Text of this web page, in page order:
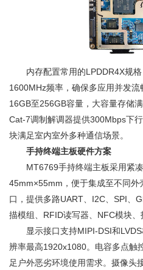
内存配置常用的LPDDR4X规格
1600MHz频率，确保多应用并发
16GB至256GB容量，大容量存储
Cat-7调制解调器提供300Mbps下
块满足室内室外多种通信场景。
手持终端主板硬件方案
MT6769手持终端主板采用紧凑
45mm×55mm，便于集成至不同外
口，提供多路UART、I2C、SPI、
描模组、RFID读写器、NFC模块、
显示接口支持MIPI-DSI和LVDS
辨率最高1920x1080。电容多点触
足户外恶劣环境使用需求。摄像头